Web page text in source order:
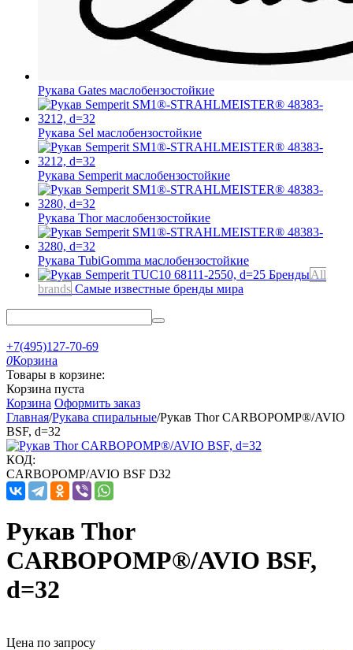
Рукава Gates маслобензостойкие
Рукава Sel маслобензостойкие
Рукава Semperit маслобензостойкие
Рукава Thorмаслобензостойкие
Рукава TubiGomma маслобензостойкие
БрендыAll
brands Самые известные бренды мира
+7(495)127-70-69
0Корзина
Товары в корзине:
Корзина пуста
Корзина Оформить заказ
Главная/Рукава спиральные/Рукав Thor CARBOPOMP®/AVIO
BSF, d=32
КОД:
CARBOPOMP/AVIO BSF D32
Рукав Thor
CARBOPOMP®/AVIO BSF,
d=32
Цена по запросу